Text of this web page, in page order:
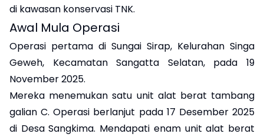
di kawasan konservasi TNK.
Awal Mula Operasi
‎Operasi pertama di Sungai Sirap, Kelurahan Singa
Geweh, Kecamatan Sangatta Selatan, pada 19
November 2025.
Mereka menemukan satu unit alat berat tambang
galian C. Operasi berlanjut pada 17 Desember 2025
di Desa Sangkima. Mendapati enam unit alat berat